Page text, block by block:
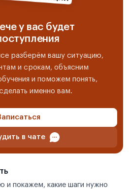
у вас будет
разберём вашу ситуацию,
и срокам, объясним
и поможем понять,
именно вам.
в чате
и покажем, какие шаги нужно